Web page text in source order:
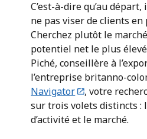
C’est-à-dire qu’au
ne pas viser de clients en
Cherchez plutôt le
potentiel net le plus
Piché, conseillère à
l’entreprise britanno-
Navigator
, votre
sur trois volets distincts :
d’activité et le marché.